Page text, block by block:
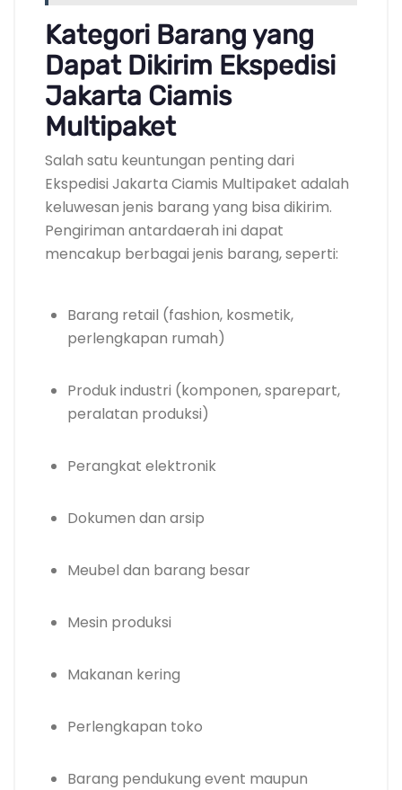
Kategori Barang yang
Dapat Dikirim Ekspedisi
Jakarta Ciamis
Multipaket
Salah satu keuntungan penting dari
Ekspedisi Jakarta Ciamis Multipaket adalah
keluwesan jenis barang yang bisa dikirim.
Pengiriman antardaerah ini dapat
mencakup berbagai jenis barang, seperti:
Barang retail (fashion, kosmetik,
perlengkapan rumah)
Produk industri (komponen, sparepart,
peralatan produksi)
Perangkat elektronik
Dokumen dan arsip
Meubel dan barang besar
Mesin produksi
Makanan kering
Perlengkapan toko
Barang pendukung event maupun